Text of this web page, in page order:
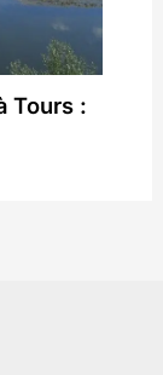
Tours :